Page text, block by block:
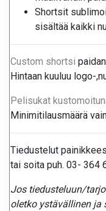
Shortsit
sisältää kaikki
Custom shortsi
Hintaan kuuluu logo-
Pelisukat
Minimitilausmäärä
Tiedustelut
tai soita puh. 03- 364
Jos tiedusteluun/
oletko ystävällinen ja